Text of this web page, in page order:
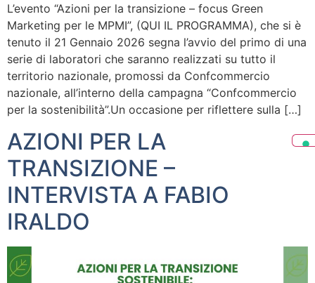
L’evento “Azioni per la transizione – focus Green
Marketing per le MPMI”, (QUI IL PROGRAMMA), che si è
tenuto il 21 Gennaio 2026 segna l’avvio del primo di una
serie di laboratori che saranno realizzati su tutto il
territorio nazionale, promossi da Confcommercio
nazionale, all’interno della campagna “Confcommercio
per la sostenibilità”.Un occasione per riflettere sulla […]
AZIONI PER LA
TRANSIZIONE –
INTERVISTA A FABIO
IRALDO